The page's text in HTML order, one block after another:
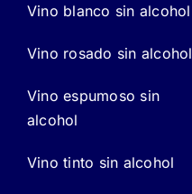
Vino blanco sin alcohol
Vino rosado sin alcohol
Vino espumoso sin
alcohol
Vino tinto sin alcohol